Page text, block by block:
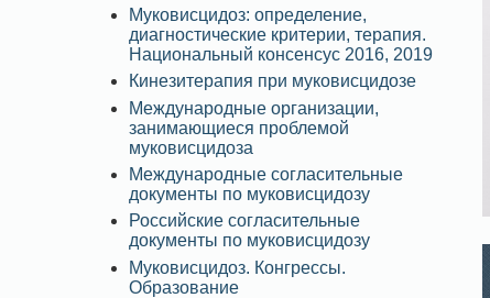
Муковисцидоз: определение,
диагностические критерии, терапия.
Национальный консенсус 2016, 2019
Кинезитерапия при муковисцидозе
Международные организации,
занимающиеся проблемой
муковисцидоза
Международные согласительные
документы по муковисцидозу
Российские согласительные
документы по муковисцидозу
Муковисцидоз. Конгрессы.
Образование